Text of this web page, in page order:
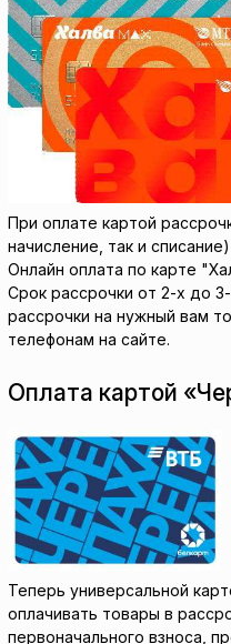
При оплате картой
начисление, так и
Онлайн оплата по карте
Срок рассрочки от 2-х до
рассрочки на нужный вам
телефонам на сайте.
Оплата картой
Теперь универсальной
оплачивать товары в
первоначального взноса,